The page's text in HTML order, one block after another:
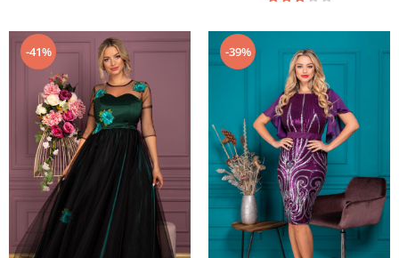
-41% -39%